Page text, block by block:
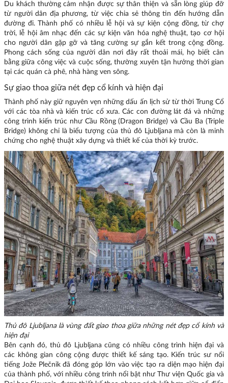
Du khách thường cảm nhận được sự thân thiện và sẵn lòng giúp đỡ
từ người dân địa phương, từ việc chia sẻ thông tin đến hướng dẫn
đường đi. Thành phố có nhiều lễ hội và sự kiện cộng đồng, từ chợ
trời, lễ hội âm nhạc đến các sự kiện văn hóa nghệ thuật, tạo cơ hội
cho người dân gặp gỡ và tăng cường sự gắn kết trong cộng đồng.
Phong cách sống của người dân nơi đây rất thoải mái, họ biết cân
bằng giữa công việc và cuộc sống, thường xuyên tận hưởng thời gian
tại các quán cà phê, nhà hàng ven sông.
Sự giao thoa giữa nét đẹp cổ kính và hiện đại
Thành phố này giữ nguyên vẹn những dấu ấn lịch sử từ thời Trung Cổ
với các tòa nhà và kiến trúc cổ xưa. Các con đường lát đá và những
công trình kiến trúc như Cầu Rồng (Dragon Bridge) và Cầu Ba (Triple
Bridge) không chỉ là biểu tượng của thủ đô Ljubljana mà còn là minh
chứng cho nghệ thuật xây dựng và thiết kế của thời kỳ trước.
Thủ đô Ljubljana là vùng đất giao thoa giữa những nét đẹp cổ kính và
hiện đại
Bên cạnh đó, thủ đô Ljubljana cũng có nhiều công trình hiện đại và
các không gian công cộng được thiết kế sáng tạo. Kiến trúc sư nổi
tiếng Jože Plečnik đã đóng góp lớn vào việc tạo ra diện mạo hiện đại
của thành phố, với nhiều công trình nổi bật như Thư viện Quốc gia và